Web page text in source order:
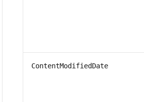
ContentModifiedDate